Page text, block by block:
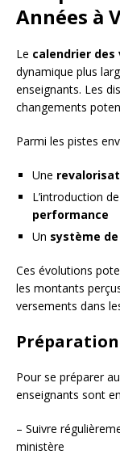
Années à
Le calendrier des
dynamique plus
enseignants. Les
changements
Parmi les pistes
Une
L’introduction
performance
Un système
Ces évolutions
les montants
versements dans
Pour se préparer
enseignants sont
– Suivre
ministère